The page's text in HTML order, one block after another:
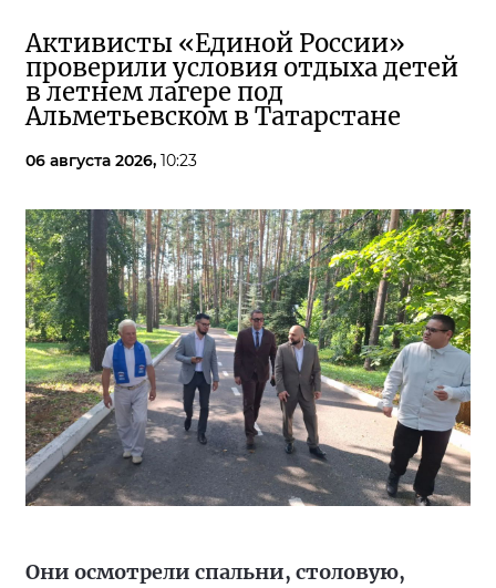
Активисты «Единой России»
проверили условия отдыха детей
в летнем лагере под
Альметьевском в Татарстане
06 августа 2026, 10:23
Они осмотрели спальни, столовую,